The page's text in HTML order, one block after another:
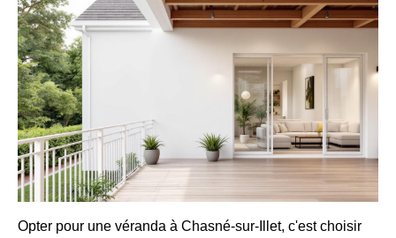
Opter pour une véranda à Chasné-sur-Illet, c'est choisir